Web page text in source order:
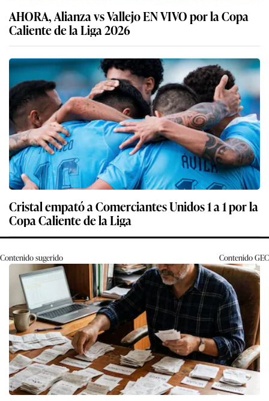
AHORA, Alianza vs Vallejo EN VIVO por la Copa
Caliente de la Liga 2026
Cristal empató a Comerciantes Unidos 1 a 1 por la
Copa Caliente de la Liga
Contenido sugerido ContenidoGEC